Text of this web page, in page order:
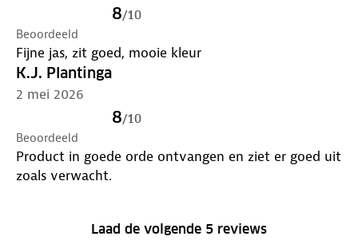
8/10
Beoordeeld
Fijne jas, zit goed, mooie kleur
K.J. Plantinga
2 mei 2026
8/10
Beoordeeld
Product in goede orde ontvangen en ziet er goed uit
zoals verwacht.
Laad de volgende 5 reviews